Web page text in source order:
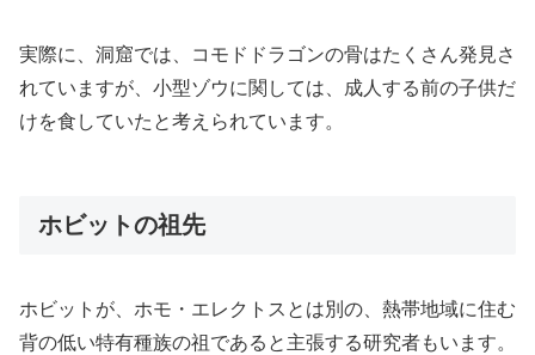
実際に、洞窟では、コモドドラゴンの骨はたくさん発見さ
れていますが、小型ゾウに関しては、成人する前の子供だ
けを食していたと考えられています。
ホビットの祖先
ホビットが、ホモ・エレクトスとは別の、熱帯地域に住む
背の低い特有種族の祖であると主張する研究者もいます。